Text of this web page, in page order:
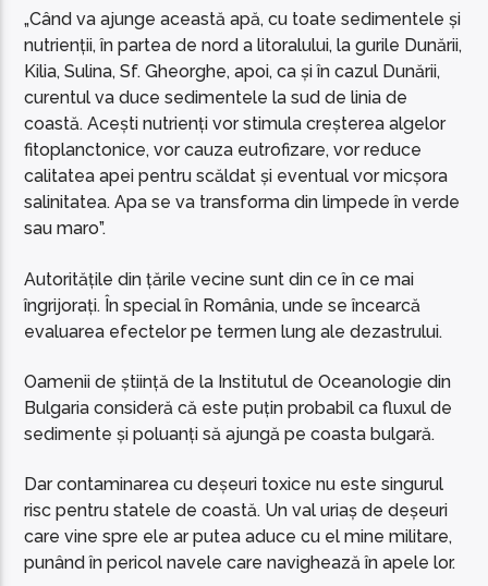
„Când va ajunge această apă, cu toate sedimentele și
nutrienții, în partea de nord a litoralului, la gurile Dunării,
Kilia, Sulina, Sf. Gheorghe, apoi, ca și în cazul Dunării,
curentul va duce sedimentele la sud de linia de
coastă. Acești nutrienți vor stimula creșterea algelor
fitoplanctonice, vor cauza eutrofizare, vor reduce
calitatea apei pentru scăldat și eventual vor micșora
salinitatea. Apa se va transforma din limpede în verde
sau maro”.
Autoritățile din țările vecine sunt din ce în ce mai
îngrijorați. În special în România, unde se încearcă
evaluarea efectelor pe termen lung ale dezastrului.
Oamenii de știință de la Institutul de Oceanologie din
Bulgaria consideră că este puțin probabil ca fluxul de
sedimente și poluanți să ajungă pe coasta bulgară.
Dar contaminarea cu deșeuri toxice nu este singurul
risc pentru statele de coastă. Un val uriaș de deșeuri
care vine spre ele ar putea aduce cu el mine militare,
punând în pericol navele care navighează în apele lor.